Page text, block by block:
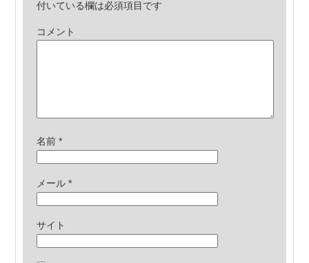
付いている欄は必須項目です
コメント
名前*
メール*
サイト